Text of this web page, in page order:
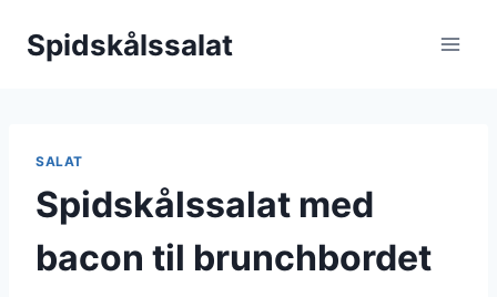
Spidskålssalat
SALAT
Spidskålssalat med
bacon til brunchbordet